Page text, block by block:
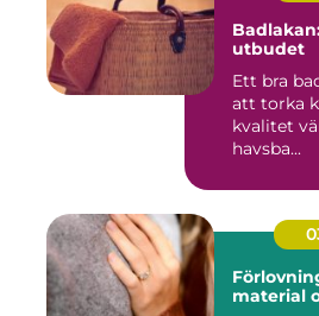
utbudet
Ett bra
att torka
kvalitet
havsba...
material